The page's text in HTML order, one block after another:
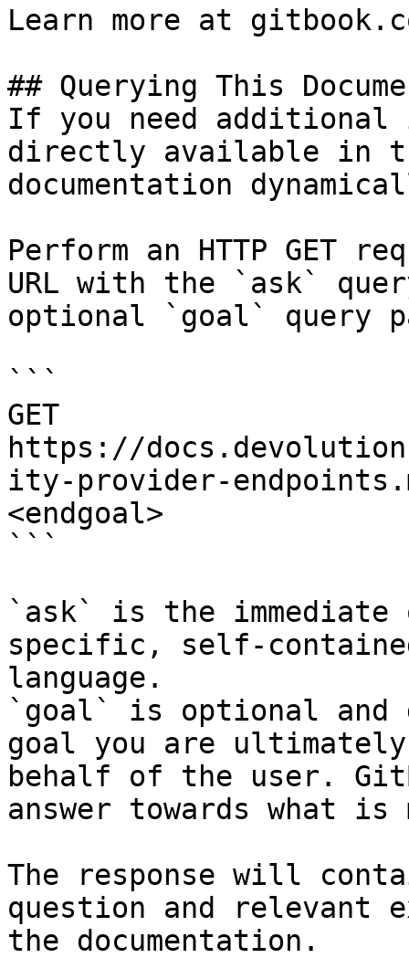
Learn more at
## Querying This
If you need
directly available in
documentation
Perform an HTTP GET
URL with the `ask`
optional `goal` query
```
GET
https://
ity-provider-
<endgoal>
```
`ask` is the
specific, self-
language.
`goal` is optional and
goal you are
behalf of the user.
answer towards what
The response will
question and relevant
the documentation.